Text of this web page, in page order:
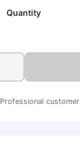
Quantity
Professional